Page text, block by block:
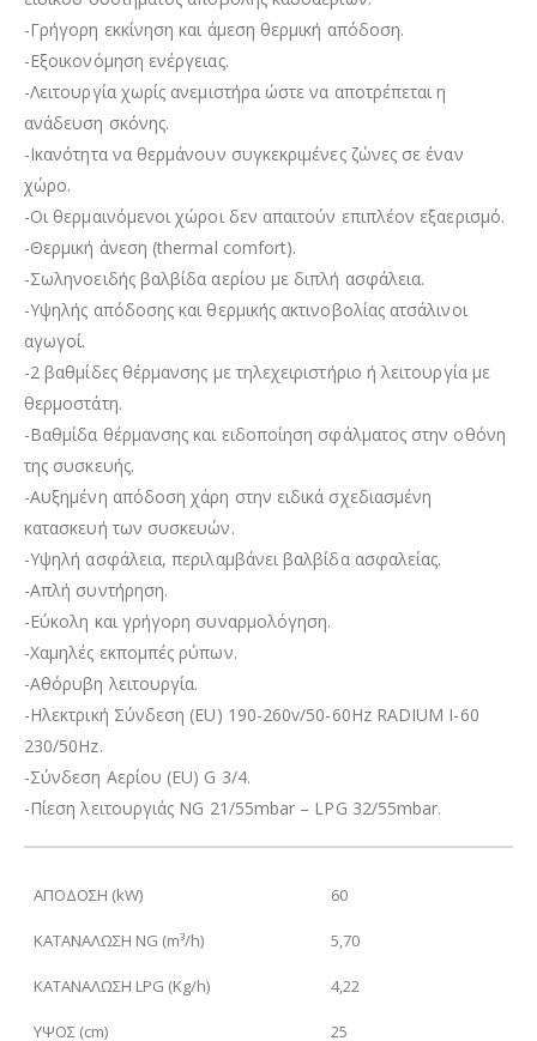
-Γρήγορη εκκίνηση και άμεση θερμική απόδοση.
-Εξοικονόμηση ενέργειας.
-Λειτουργία χωρίς ανεμιστήρα ώστε να αποτρέπεται η
ανάδευση σκόνης.
-Ικανότητα να θερμάνουν συγκεκριμένες ζώνες σε έναν
χώρο.
-Οι θερμαινόμενοι χώροι δεν απαιτούν επιπλέον εξαερισμό.
-Θερμική άνεση (thermal comfort).
-Σωληνοειδής βαλβίδα αερίου με διπλή ασφάλεια.
-Υψηλής απόδοσης και θερμικής ακτινοβολίας ατσάλινοι
αγωγοί.
-2 βαθμίδες θέρμανσης με τηλεχειριστήριο ή λειτουργία με
θερμοστάτη.
-Βαθμίδα θέρμανσης και ειδοποίηση σφάλματος στην οθόνη
της συσκευής.
-Αυξημένη απόδοση χάρη στην ειδικά σχεδιασμένη
κατασκευή των συσκευών.
-Υψηλή ασφάλεια, περιλαμβάνει βαλβίδα ασφαλείας.
-Απλή συντήρηση.
-Εύκολη και γρήγορη συναρμολόγηση.
-Χαμηλές εκπομπές ρύπων.
-Αθόρυβη λειτουργία.
-Ηλεκτρική Σύνδεση (EU) 190-260v/50-60Hz RADIUM I-60
230/50Hz.
-Σύνδεση Αερίου (EU) G 3/4.
-Πίεση λειτουργιάς NG 21/55mbar – LPG 32/55mbar.
ΑΠΟΔΟΣΗ (kW) 60
ΚΑΤΑΝΑΛΩΣΗ NG (m³/h) 5,70
ΚΑΤΑΝΑΛΩΣΗ LPG (Kg/h) 4,22
ΥΨΟΣ (cm) 25